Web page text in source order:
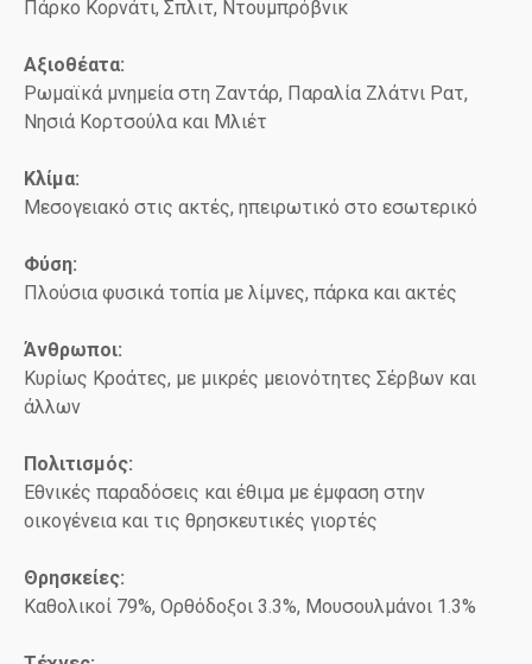
Πάρκο Κορνάτι, Σπλιτ, Ντουμπρόβνικ
Αξιοθέατα:
Ρωμαϊκά μνημεία στη Ζαντάρ, Παραλία Ζλάτνι Ρατ,
Νησιά Κορτσούλα και Μλιέτ
Κλίμα:
Μεσογειακό στις ακτές, ηπειρωτικό στο εσωτερικό
Φύση:
Πλούσια φυσικά τοπία με λίμνες, πάρκα και ακτές
Άνθρωποι:
Κυρίως Κροάτες, με μικρές μειονότητες Σέρβων και
άλλων
Πολιτισμός:
Εθνικές παραδόσεις και έθιμα με έμφαση στην
οικογένεια και τις θρησκευτικές γιορτές
Θρησκείες:
Καθολικοί 79%, Ορθόδοξοι 3.3%, Μουσουλμάνοι 1.3%